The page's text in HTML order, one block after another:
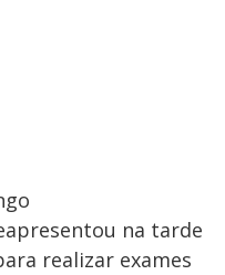
na tarde
realizar exames